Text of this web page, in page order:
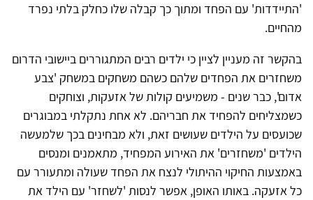
'התיידדות' עם הפחד ומתוך כך קבלה שלו כחלק בלתי נפרד
מהחיים.
בהקשר זה מעניין לציין כי ילדים רבים המתגוררים ביישובי הדרום
משחזרים את הפחדים שלהם כשהם משחקים במשחק 'צבע
אדום', כבר שנים - משמיעים קולות של אזעקות, וצוחקים
כשמצליחים להפחיד את חבריהם. לא אחת נתקלתי במבוגרים
שכועסים על הילדים שעושים זאת, ולא מבחינים בכך שלמעשה
הילדים 'משחזרים' את האירוע המפחיד, מתאמנים ומנסים
באמצעות החיקוי ההיתולי לנצח את הפחד שעולה ומתעורר עם
כל אזעקה. באותו האופן, אפשר לנסות 'לשחזר' עם הילד את